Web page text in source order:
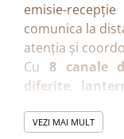
emisie-
comunica la
atenția și
Cu 8 canale
diferite
aer liber sau
VEZI MAI MULT